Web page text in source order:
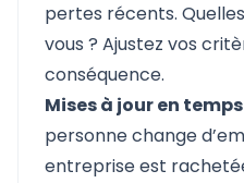
pertes récents.
vous ? Ajustez vos
conséquence.
Mises à jour en
personne change
entreprise est